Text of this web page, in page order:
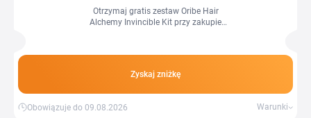
powyżej £
75
Otrzymaj gratis zestaw Oribe Hair
Alchemy Invincible Kit przy zakupie
Zyskaj zniżkę
Obowiązuje do 09.08.2026 Warunki